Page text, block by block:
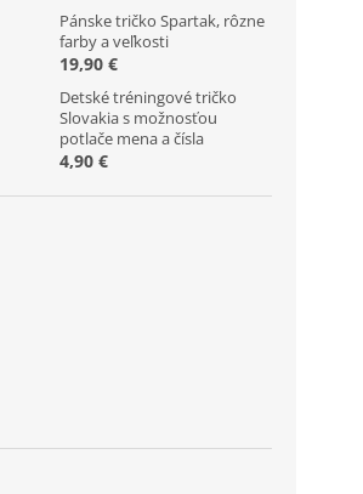
Pánske tričko Spartak, rôzne
farby a veľkosti
19,90 €
Detské tréningové tričko
Slovakia s možnosťou
potlače mena a čísla
4,90 €